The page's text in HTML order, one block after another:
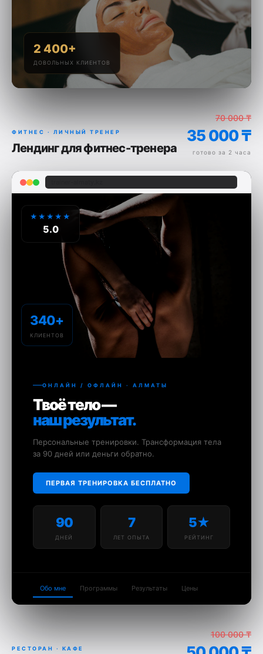
2 400+
ДОВОЛЬНЫХ КЛИЕНТОВ
ФИТНЕС · ЛИЧНЫЙ ТРЕНЕР
Лендинг для фитнес-тренера
70 000 ₸
35 000 ₸
готово за 2 часа
340+
КЛИЕНТОВ
★★★★★
5.0
ОНЛАЙН / ОФЛАЙН · АЛМАТЫ
Твоё тело —
наш результат.
Персональные тренировки. Трансформация тела
за 90 дней или деньги обратно.
ПЕРВАЯ ТРЕНИРОВКА БЕСПЛАТНО
90
ДНЕЙ
7
ЛЕТ ОПЫТА
5★
РЕЙТИНГ
Обо мне Программы Результаты Цены
РЕСТОРАН · КАФЕ
100 000 ₸